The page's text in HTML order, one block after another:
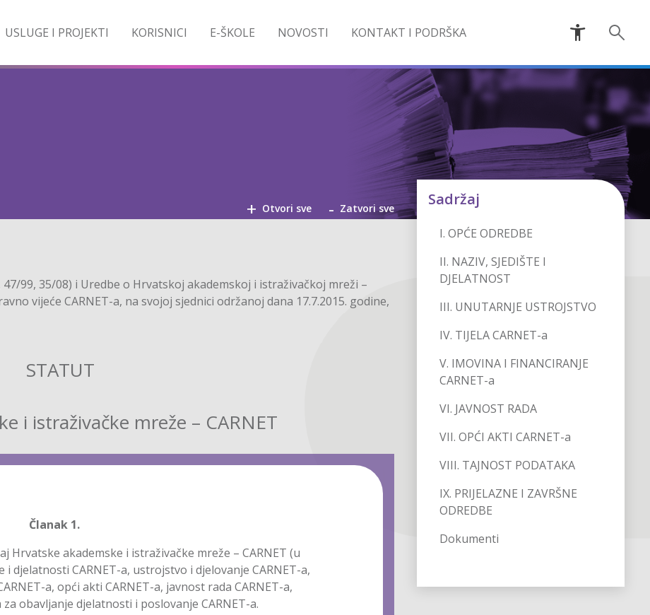
USLUGE I PROJEKTI KORISNICI E-ŠKOLE NOVOSTI KONTAKT I PODRŠKA
+ Otvori sve - Zatvori sve
99, 35/08) i Uredbe o Hrvatskoj akademskoj i istraživačkoj mreži –
vijeće CARNET-a, na svojoj sjednici održanoj dana 17.7.2015. godine,
STATUT
i istraživačke mreže – CARNET
Članak 1.
akademske i istraživačke mreže – CARNET (u
i djelatnosti CARNET-a, ustrojstvo i djelovanje CARNET-a,
a, opći akti CARNET-a, javnost rada CARNET-a,
obavljanje djelatnosti i poslovanje CARNET-a.
Sadržaj
I. OPĆE ODREDBE
II. NAZIV, SJEDIŠTE I
DJELATNOST
III. UNUTARNJE USTROJSTVO
IV. TIJELA CARNET-a
V. IMOVINA I FINANCIRANJE
CARNET-a
VI. JAVNOST RADA
VII. OPĆI AKTI CARNET-a
VIII. TAJNOST PODATAKA
IX. PRIJELAZNE I ZAVRŠNE
ODREDBE
Dokumenti